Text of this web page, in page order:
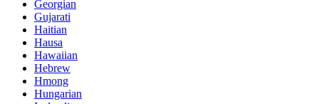
Georgian
Gujarati
Haitian
Hausa
Hawaiian
Hebrew
Hmong
Hungarian